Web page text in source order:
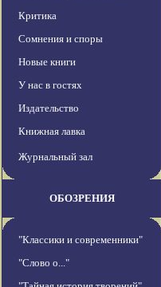
Критика
Сомнения и споры
Новые книги
У нас в гостях
Издательство
Книжная лавка
Журнальный зал
ОБОЗРЕНИЯ
"Классики и современники"
"Слово о..."